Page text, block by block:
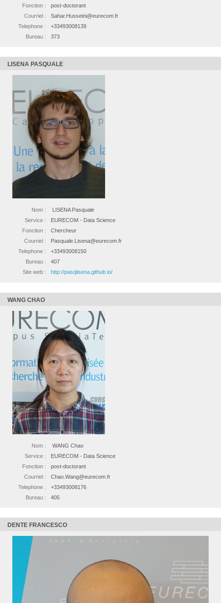
Fonction :
post-doctorant
Courriel :
Sahar.Husseini@eurecom.fr
Telephone :
+33493008139
Bureau :
373
LISENA PASQUALE
Nom :
LISENA Pasquale
Service :
EURECOM - Data Science
Fonction :
Chercheur
Courriel :
Pasquale.Lisena@eurecom.fr
Telephone :
+33493008150
Bureau :
407
Site web :
http://pasqlisena.github.io/
WANG CHAO
Nom :
WANG Chao
Service :
EURECOM - Data Science
Fonction :
post-doctorant
Courriel :
Chao.Wang@eurecom.fr
Telephone :
+33493008176
Bureau :
405
DENTE FRANCESCO